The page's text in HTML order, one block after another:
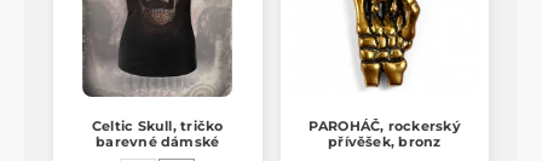
Celtic Skull, tričko
barevné dámské
PAROHÁČ, rockerský
přívěšek, bronz